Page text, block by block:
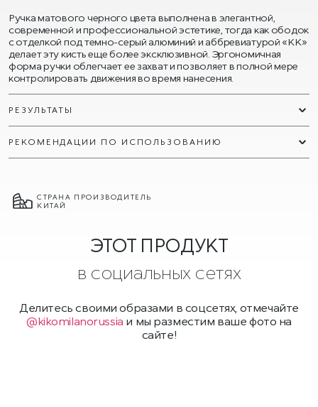
Ручка матового черного цвета выполнена в элегантной,
современной и профессиональной эстетике, тогда как ободок
с отделкой под темно-серый алюминий и аббревиатурой «КК»
делает эту кисть еще более эксклюзивной. Эргономичная
форма ручки облегчает ее захват и позволяет в полной мере
контролировать движения во время нанесения.
РЕЗУЛЬТАТЫ
РЕКОМЕНДАЦИИ ПО ИСПОЛЬЗОВАНИЮ
СТРАНА ПРОИЗВОДИТЕЛЬ
КИТАЙ
ЭТОТ ПРОДУКТ
в социальных сетях
Делитесь своими образами в соцсетях, отмечайте
@kikomilanorussia и мы разместим ваше фото на
сайте!